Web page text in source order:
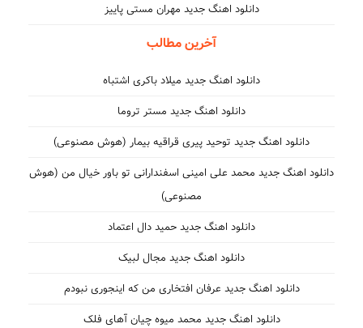
دانلود اهنگ جدید مهران مستی پاییز
آخرین مطالب
دانلود اهنگ جدید میلاد باکری اشتباه
دانلود اهنگ جدید مستر تروما
دانلود اهنگ جدید توحید پیری قراقیه بیمار (هوش مصنوعی)
دانلود اهنگ جدید محمد علی امینی اسفندارانی تو باور خیال من (هوش
مصنوعی)
دانلود اهنگ جدید حمید دال اعتماد
دانلود اهنگ جدید مجال لبیک
دانلود اهنگ جدید عرفان افتخاری من که اینجوری نبودم
دانلود اهنگ جدید محمد میوه چیان آهای فلک